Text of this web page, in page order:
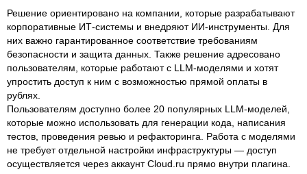
Решение ориентировано на компании, которые разрабатывают
корпоративные ИТ‑системы и внедряют ИИ‑инструменты. Для
них важно гарантированное соответствие требованиям
безопасности и защита данных. Также решение адресовано
пользователям, которые работают с LLM‑моделями и хотят
упростить доступ к ним с возможностью прямой оплаты в
рублях.
Пользователям доступно более 20 популярных LLM-моделей,
которые можно использовать для генерации кода, написания
тестов, проведения ревью и рефакторинга. Работа с моделями
не требует отдельной настройки инфраструктуры — доступ
осуществляется через аккаунт Cloud.ru прямо внутри плагина.